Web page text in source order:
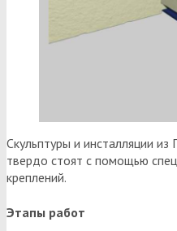
Скульптуры и инсталляции
твердо стоят с помощью
креплений.
Этапы работ